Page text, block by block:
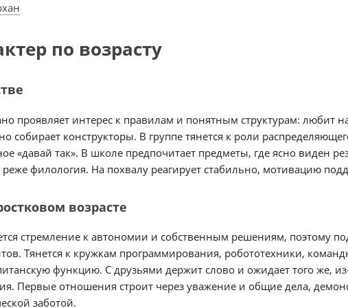
по возрасту
проявляет интерес к правилам и понятным структурам: любит
собирает конструкторы. В группе тянется к роли
«давай так». В школе предпочитает предметы, где ясно виден
филология. На похвалу реагирует стабильно, мотивацию
возрасте
стремление к автономии и собственным решениям, поэтому
Тянется к кружкам программирования, робототехники,
функцию. С друзьями держит слово и ожидает того же,
Первые отношения строит через уважение и общие дела,
заботой.